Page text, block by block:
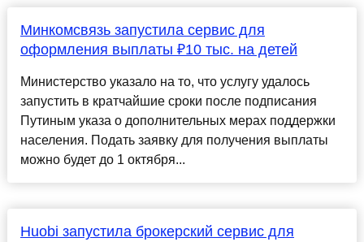
Минкомсвязь запустила сервис для
оформления выплаты ₽10 тыс. на детей
Министерство указало на то, что услугу удалось
запустить в кратчайшие сроки после подписания
Путиным указа о дополнительных мерах поддержки
населения. Подать заявку для получения выплаты
можно будет до 1 октября...
Huobi запустила брокерский сервис для